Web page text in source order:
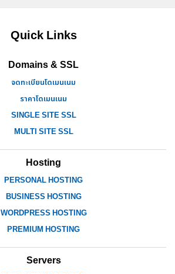
Quick Links
Domains & SSL
จดทะเบียนโดเมนเนม
ราคาโดเมนเนม
SINGLE SITE SSL
MULTI SITE SSL
Hosting
PERSONAL HOSTING
BUSINESS HOSTING
WORDPRESS HOSTING
PREMIUM HOSTING
Servers